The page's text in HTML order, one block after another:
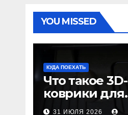
YOU MISSED
КУДА ПОЕХАТЬ
Что такое 3D-
коврики для
автомобиля и
31 ИЮЛЯ 2026